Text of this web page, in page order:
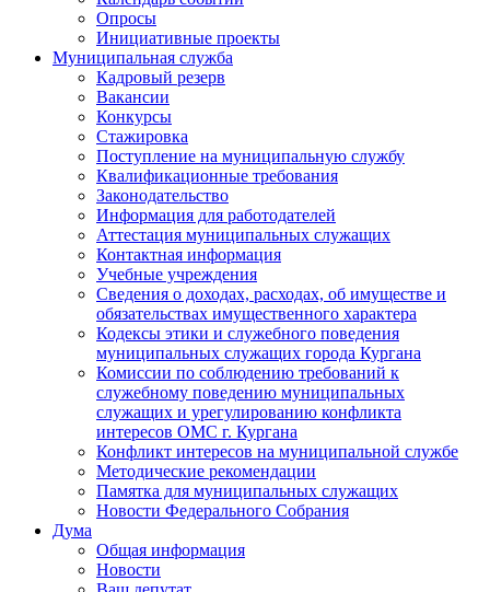
Опросы
Инициативные проекты
Муниципальная служба
Кадровый резерв
Вакансии
Конкурсы
Стажировка
Поступление на муниципальную службу
Квалификационные требования
Законодательство
Информация для работодателей
Аттестация муниципальных служащих
Контактная информация
Учебные учреждения
Сведения о доходах, расходах, об имуществе и
обязательствах имущественного характера
Кодексы этики и служебного поведения
муниципальных служащих города Кургана
Комиссии по соблюдению требований к
служебному поведению муниципальных
служащих и урегулированию конфликта
интересов ОМС г. Кургана
Конфликт интересов на муниципальной службе
Методические рекомендации
Памятка для муниципальных служащих
Новости Федерального Cобрания
Дума
Общая информация
Новости